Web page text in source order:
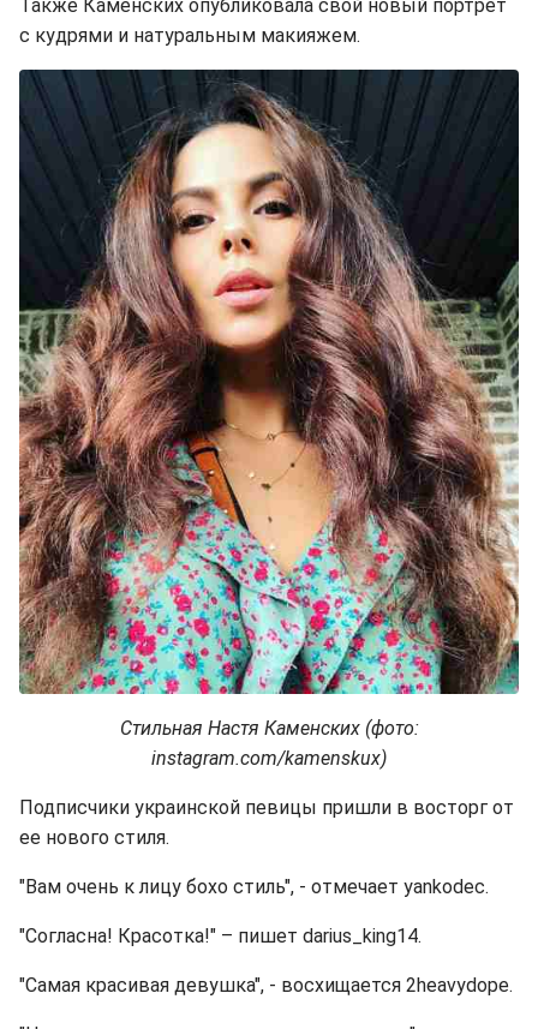
Также Каменских опубликовала свой новый портрет
с кудрями и натуральным макияжем.
Стильная Настя Каменских (фото:
instagram.com/kamenskux)
Подписчики украинской певицы пришли в восторг от
ее нового стиля.
"Вам очень к лицу бохо стиль", - отмечает yankodec.
"Согласна! Красотка!" – пишет darius_king14.
"Самая красивая девушка", - восхищается 2heavydope.